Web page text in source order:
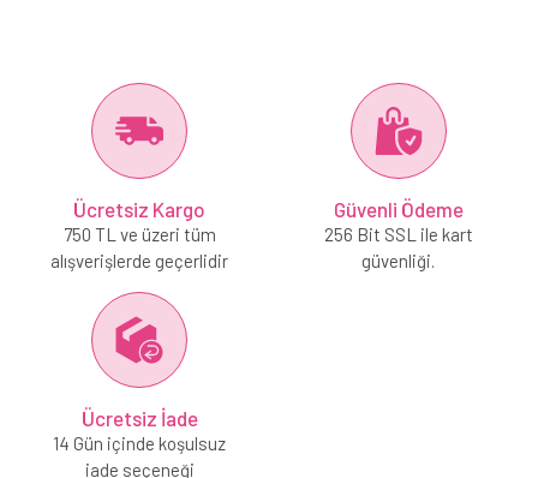
Ücretsiz Kargo
750 TL ve üzeri tüm
alışverişlerde geçerlidir
Güvenli Ödeme
256 Bit SSL ile kart
güvenliği.
Ücretsiz İade
14 Gün içinde koşulsuz
iade seçeneği